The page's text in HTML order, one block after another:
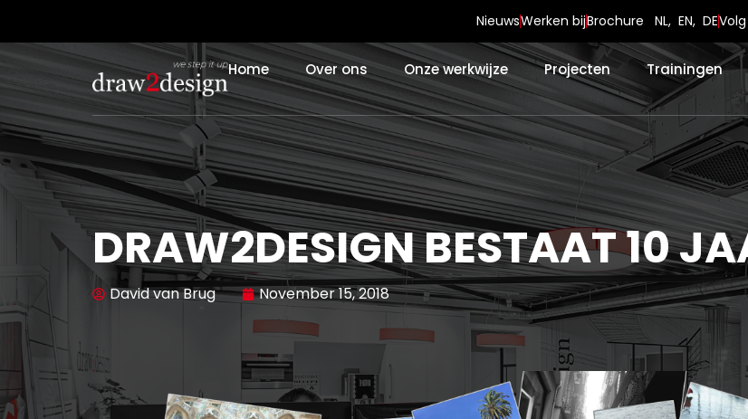
NieuwsWerken bijBrochure NL, EN, DE
Home Over ons Onze werkwijze Projecten Trainingen
DRAW2DESIGN BESTAAT 10
David van Brug November 15, 2018